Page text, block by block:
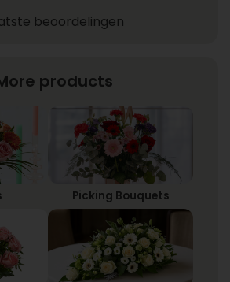
beoordelingen
products
Picking Bouquets